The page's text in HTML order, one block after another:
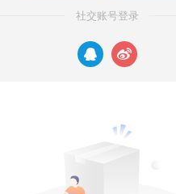
社交账号登录